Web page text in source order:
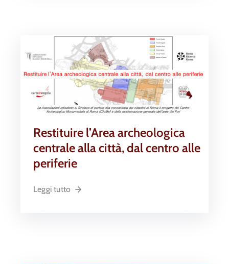
Restituire l’Area archeologica
centrale alla città, dal centro alle
periferie
Leggi tutto